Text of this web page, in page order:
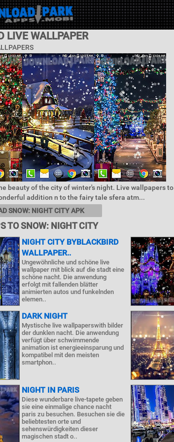
LIVE WALLPAPER
beauty of the city of winter's night. Live wallpapers to
addition n to the fairy tale sfera atm...
SNOW: NIGHT CITY APK
TO SNOW: NIGHT CITY
NIGHT CITY BYBLACKBIRD
WALLPAPER..
Ungewöhnliche und schöne live
wallpaper mit blick auf die stadt eine
schöne nacht. Die anwendung
erfolgt mit fallenden blätter
animierten autos und funkelnden
elemen..
DARK NIGHT
Mystische live wallpaperswith bilder
der dunklen nacht. Die anwendung
verfügt über schwimmende
animation ist energieeinsparung und
kompatibel mit den meisten
smartphon..
NIGHT IN PARIS
Diese wunderbare live-tapete geben
sie eine einmalige chance nacht
paris zu besuchen. Besuchen sie die
beliebtesten orte und
sehenswürdigkeiten dieser
magischen stadt o..